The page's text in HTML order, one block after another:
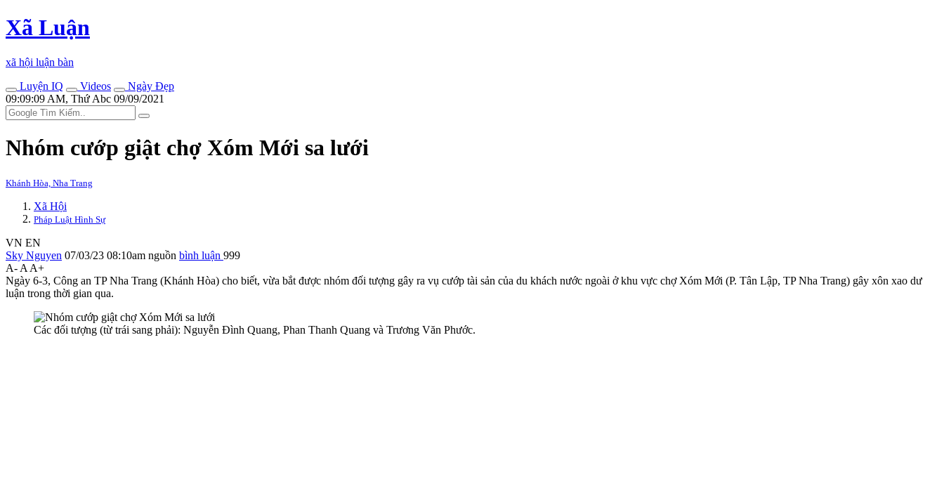
Xã Luận
xã hội luận bàn
Luyện IQ
Videos
Ngày Đẹp
09:09:09 AM, Thứ Abc 09/09/2021
Nhóm cướp giật chợ Xóm Mới sa lưới
Khánh Hòa, Nha Trang
Xã Hội
Pháp Luật Hình Sự
VN EN
Sky Nguyen 07/03/23 08:10am nguồn bình luận 999
A- A A+
Ngày 6-3, Công an TP Nha Trang (Khánh Hòa) cho biết, vừa bắt được nhóm đối tượng gây ra vụ cướp tài sản của du khách nước ngoài ở khu vực chợ Xóm Mới (P. Tân Lập, TP Nha Trang) gây xôn xao dư
luận trong thời gian qua.
Các đối tượng (từ trái sang phải): Nguyễn Đình Quang, Phan Thanh Quang và Trương Văn Phước.